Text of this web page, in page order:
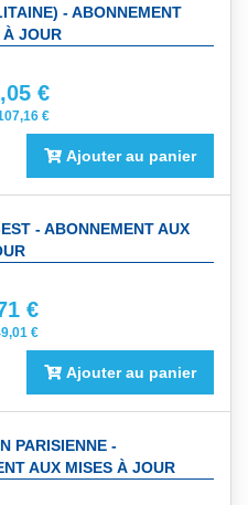
- ABONNEMENT
À JOUR
€
€
Ajouter au panier
- ABONNEMENT AUX
€
€
Ajouter au panier
PARISIENNE -
AUX MISES À JOUR